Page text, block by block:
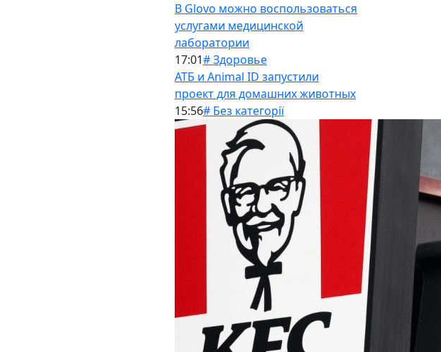
В Glovo можно воспользоваться
услугами медицинской
лаборатории
17:01# Здоровье
АТБ и Animal ID запустили
проект для домашних животных
15:56# Без категорії